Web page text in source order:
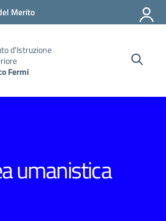
Merito
d'Istruzione
Fermi
umanistica